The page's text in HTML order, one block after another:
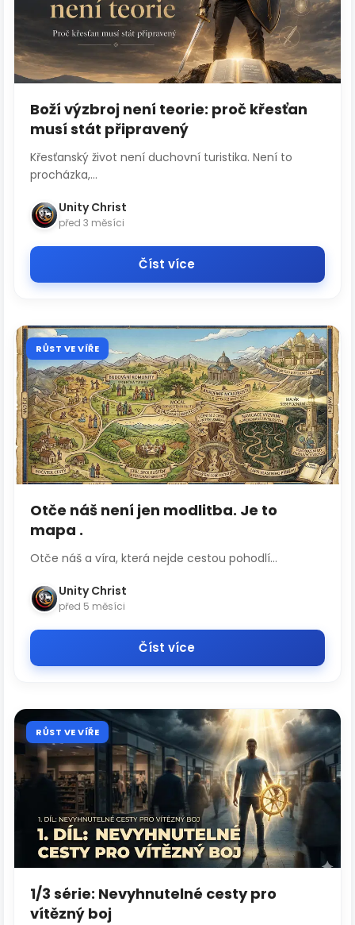
Boží výzbroj není teorie: proč křesťan
musí stát připravený
Křesťanský život není duchovní turistika. Není to
procházka,...
Unity Christ
před 3 měsíci
Číst více
RŮST VE VÍŘE
Otče náš není jen modlitba. Je to
mapa .
Otče náš a víra, která nejde cestou pohodlí...
Unity Christ
před 5 měsíci
Číst více
RŮST VE VÍŘE
1/3 série: Nevyhnutelné cesty pro
vítězný boj